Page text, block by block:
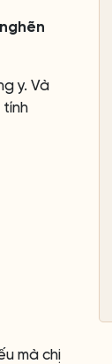
y. Và
tính
mà chị